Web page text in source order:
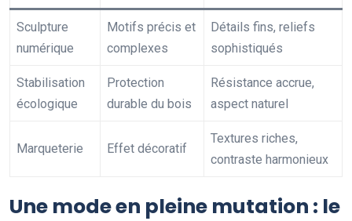
Sculpture
numérique
Motifs précis et
complexes
Détails fins, reliefs
sophistiqués
Stabilisation
écologique
Protection
durable du bois
Résistance accrue,
aspect naturel
Marqueterie Effet décoratif
Textures riches,
contraste harmonieux
Une mode en pleine mutation : le